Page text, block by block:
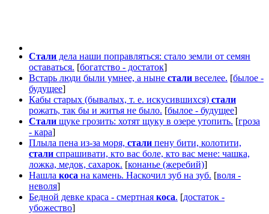
Стали дела наши поправляться: стало земли от семян
оставаться. [богатство - достаток]
Встарь люди были умнее, а ныне стали веселее. [былое -
будущее]
Кабы старых (бывалых, т. е. искусившихся) стали
рожать, так бы и житья не было. [былое - будущее]
Стали щуке грозить: хотят щуку в озере утопить. [гроза
- кара]
Плыла пена из-за моря, стали пену бити, колотити,
стали спрашивати, кто вас боле, кто вас мене: чашка,
ложка, медок, сахарок. [конанье (жеребий)]
Нашла коса на камень. Наскочил зуб на зуб. [воля -
неволя]
Бедной девке краса - смертная коса. [достаток -
убожество]